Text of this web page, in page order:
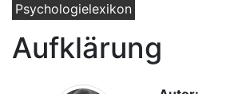
Psychologielexikon
Aufklärung